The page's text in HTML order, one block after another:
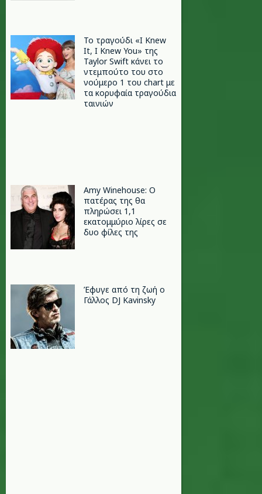
Το τραγούδι «I Knew
It, I Knew You» της
Taylor Swift κάνει το
ντεμπούτο του στο
νούμερο 1 του chart με
τα κορυφαία τραγούδια
ταινιών
Amy Winehouse: Ο
πατέρας της θα
πληρώσει 1,1
εκατομμύριο λίρες σε
δυο φίλες της
Έφυγε από τη ζωή ο
Γάλλος DJ Kavinsky